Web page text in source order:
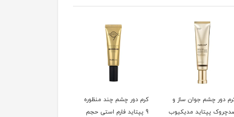
کرم دور چشم چند منظوره
9 پپتاید فارم استی حجم
سرم دور چشم جوان ساز
دکتر التیا حجم 25 میلی